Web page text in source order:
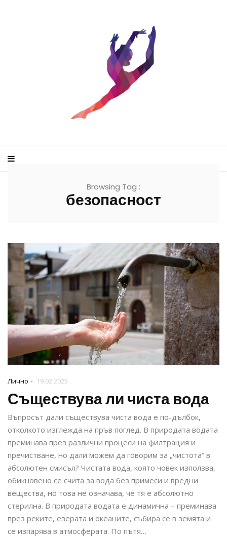
Browsing Tag :
безопасност
Лично - 19.02.2025
Съществува ли чиста вода
Въпросът дали съществува чиста вода е по-дълбок,
отколкото изглежда на пръв поглед. В природата водата
преминава през различни процеси на филтрация и
пречистване, но дали можем да говорим за „чистота“ в
абсолютен смисъл? Чистата вода, която човек използва,
обикновено се счита за вода без примеси и вредни
вещества, но това не означава, че тя е абсолютно
стерилна. В природата водата е динамична – преминава
през реките, езерата и океаните, събира се в земята и
се изпарява в атмосферата. По пътя…